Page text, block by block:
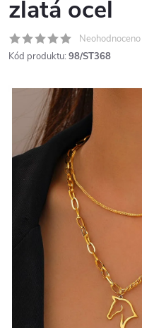
zlatá ocel
Neohodnoceno
Kód produktu: 98/ST368